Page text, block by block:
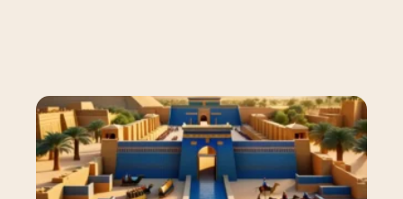
Nuevo